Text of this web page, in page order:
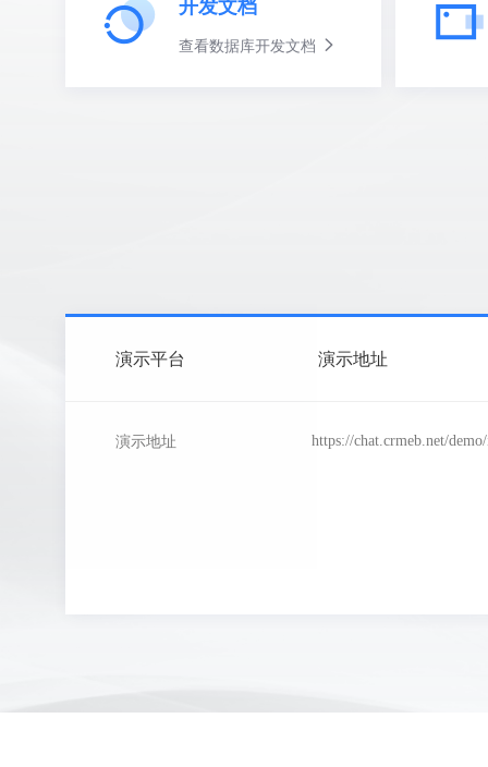
开发文档
查看数据库开发文档
演示平台 演示地址
演示地址 https://chat.crmeb.net/